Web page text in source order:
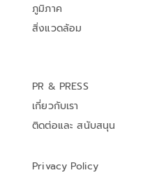
ภูมิภาค
สิ่งแวดล้อม
PR & PRESS
เกี่ยวกับเรา
ติดต่อและ สนับสนุน
Privacy Policy